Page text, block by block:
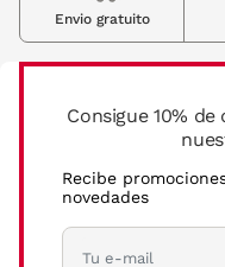
Consigue 10%
Recibe
novedades
Envio gratuito